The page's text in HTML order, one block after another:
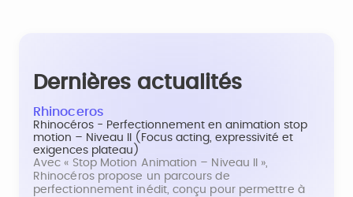
Dernières actualités
Rhinoceros
Rhinocéros - Perfectionnement en animation stop
motion – Niveau II (Focus acting, expressivité et
exigences plateau)
Avec « Stop Motion Animation – Niveau II »,
Rhinocéros propose un parcours de
perfectionnement inédit, conçu pour permettre à